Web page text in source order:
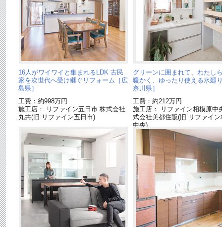
16人がワイワイと集まれるLDK 古民
家を次世代へ受け継ぐリフォーム［広
島県］
工費：約998万円
施工店： リファイン五日市 株式会社
丸共(旧:リファイン五日市)
グリーンに囲まれて、わたし
暖かく、ゆったり使える水廻
奈川県］
工費：約212万円
施工店： リファイン相模原
式会社美都住販(旧:リファイン
中央)